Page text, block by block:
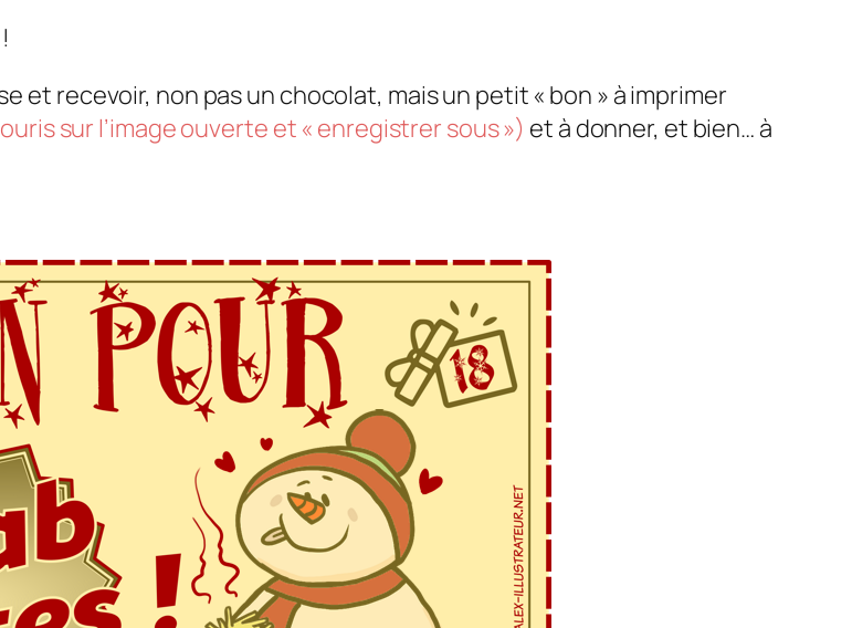
et recevoir, non pas un chocolat, mais un petit « bon » à imprimer
sur l’image ouverte et « enregistrer sous ») et à donner, et bien… à